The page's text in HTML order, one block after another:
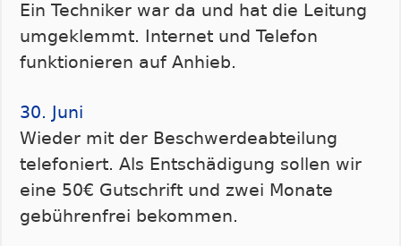
Ein Techniker war da und hat die Leitung
umgeklemmt. Internet und Telefon
funktionieren auf Anhieb.
30. Juni
Wieder mit der Beschwerdeabteilung
telefoniert. Als Entschädigung sollen wir
eine 50€ Gutschrift und zwei Monate
gebührenfrei bekommen.